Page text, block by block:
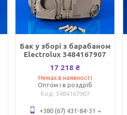
Бак у зборі з барабаном
Electrolux 3484167907
17 218 ₴
Немає в наявності
Оптом і в роздріб
3484167907
+380 (67) 431-84-31